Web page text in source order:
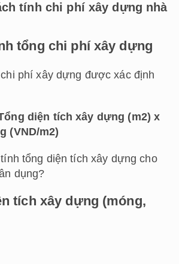
tính chi phí xây dựng nhà
tổng chi phí xây dựng
phí xây dựng được xác định
diện tích xây dựng (m2) x
(VND/m2)
tổng diện tích xây dựng cho
dụng?
tích xây dựng (móng,